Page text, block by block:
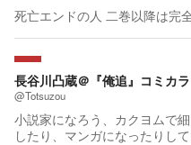
死亡エンドの人 二巻以降は完
長谷川凸蔵＠『俺追』コミカ
@Totsuzou
小説家になろう、カクヨムで
したり、マンガになったりしています 書籍化作品